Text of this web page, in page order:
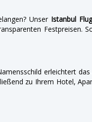
Unser Istanbul
Festpreisen.
erleichtert
zu Ihrem Hotel,